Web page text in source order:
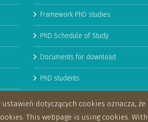
Framework PhD studies
PhD Schedule of Study
Documents for download
PhD students
dotyczących cookies oznacza,
This webpage is using cookies.